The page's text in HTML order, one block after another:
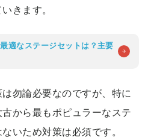
きます。
適なステージセットは？主要
勿論必要なのですが、特に
から最もポピュラーなステ
いため対策は必須です。